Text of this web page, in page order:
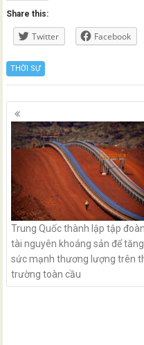
Share this:
Twitter Facebook
THỜI SỰ
Posts
navigation
Trung Quốc thành lập tập đoàn
tài nguyên khoáng sản để tăng
sức mạnh thương lượng trên
trường toàn cầu